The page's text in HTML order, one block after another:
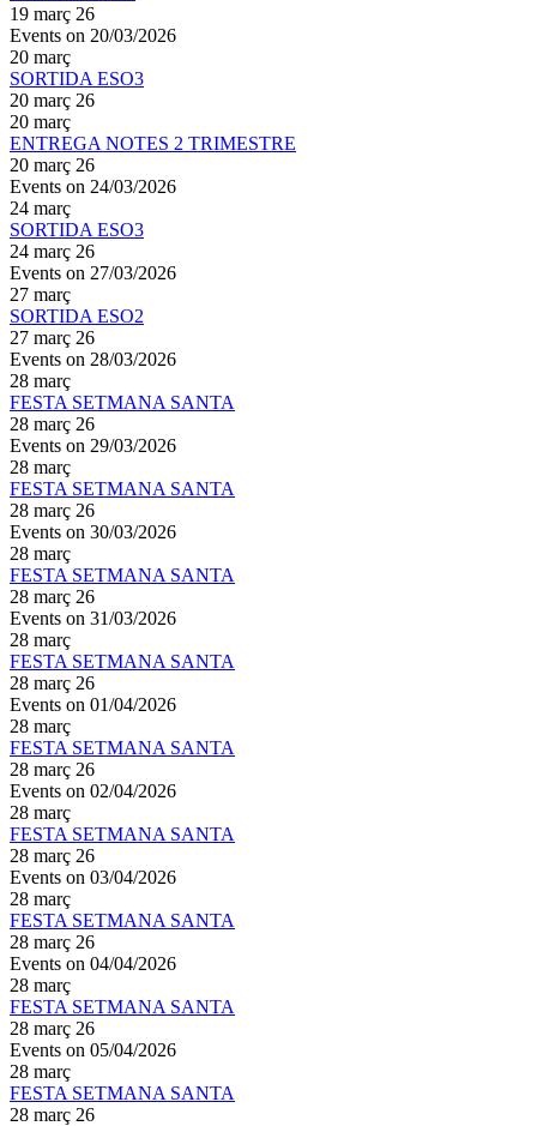
19 març 26
Events on 20/03/2026
20 març
SORTIDA ESO3
20 març 26
20 març
ENTREGA NOTES 2 TRIMESTRE
20 març 26
Events on 24/03/2026
24 març
SORTIDA ESO3
24 març 26
Events on 27/03/2026
27 març
SORTIDA ESO2
27 març 26
Events on 28/03/2026
28 març
FESTA SETMANA SANTA
28 març 26
Events on 29/03/2026
28 març
FESTA SETMANA SANTA
28 març 26
Events on 30/03/2026
28 març
FESTA SETMANA SANTA
28 març 26
Events on 31/03/2026
28 març
FESTA SETMANA SANTA
28 març 26
Events on 01/04/2026
28 març
FESTA SETMANA SANTA
28 març 26
Events on 02/04/2026
28 març
FESTA SETMANA SANTA
28 març 26
Events on 03/04/2026
28 març
FESTA SETMANA SANTA
28 març 26
Events on 04/04/2026
28 març
FESTA SETMANA SANTA
28 març 26
Events on 05/04/2026
28 març
FESTA SETMANA SANTA
28 març 26